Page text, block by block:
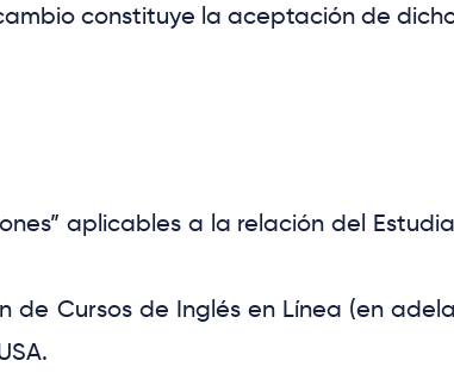
constituye la aceptación de
aplicables a la relación del
de Cursos de Inglés en Línea (en